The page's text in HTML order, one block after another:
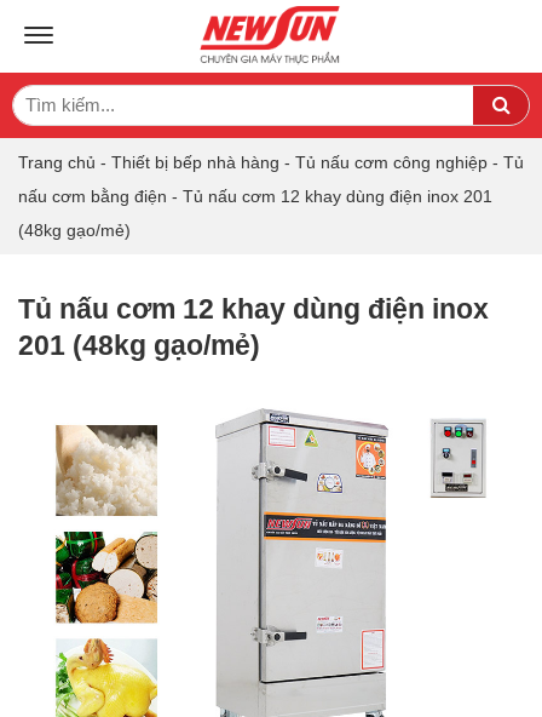
TOGGLE NAVIGATION
Search
for:
Trang chủ - Thiết bị bếp nhà hàng - Tủ nấu cơm công nghiệp - Tủ
nấu cơm bằng điện - Tủ nấu cơm 12 khay dùng điện inox 201
(48kg gạo/mẻ)
Tủ nấu cơm 12 khay dùng điện inox
201 (48kg gạo/mẻ)